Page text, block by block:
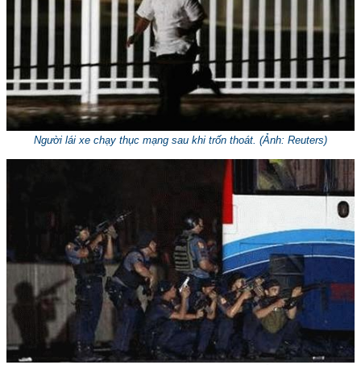
Người lái xe chạy thục mạng sau khi trốn thoát. (Ảnh: Reuters)